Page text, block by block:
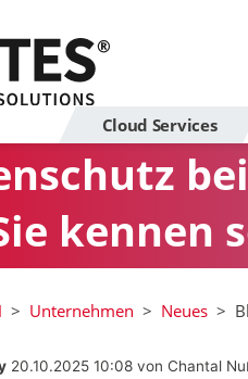
Cloud Services
kennen
Unternehmen Neues
20.10.2025 10:08 von Chantal